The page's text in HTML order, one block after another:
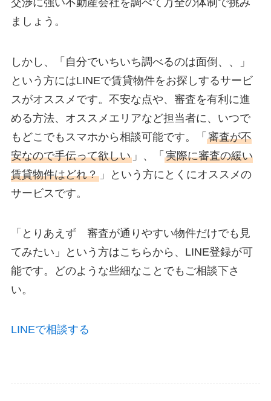
交渉に強い不動産会社を調べて万全の体制で挑み
ましょう。
しかし、「自分でいちいち調べるのは面倒、、」
という方にはLINEで賃貸物件をお探しするサービ
スがオススメです。不安な点や、審査を有利に進
める方法、オススメエリアなど担当者に、いつで
もどこでもスマホから相談可能です。「 審査が不
安なので手伝って欲しい」、「 実際に審査の緩い
賃貸物件はどれ？」という方にとくにオススメの
サービスです。
「とりあえず 審査が通りやすい物件だけでも見
てみたい」という方はこちらから、LINE登録が可
能です。どのような些細なことでもご相談下さ
い。
LINEで相談する